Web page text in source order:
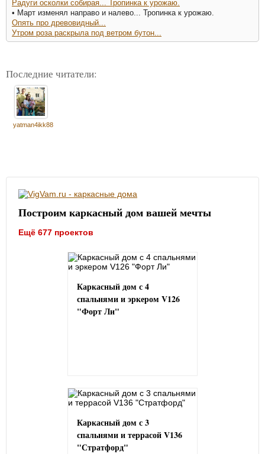
Радуги осколки собирая... Тропинка к урожаю.
• Март изменял направо и налево... Тропинка к урожаю.
Опять про древовидный...
Утром роза раскрыла под ветром бутон...
Последние читатели:
yatman4ikk88
Построим каркасный дом вашей мечты
Ещё 677 проектов
Каркасный дом с 4
спальнями и эркером V126
"Форт Ли"
Каркасный дом с 3
спальнями и террасой V136
"Стратфорд"